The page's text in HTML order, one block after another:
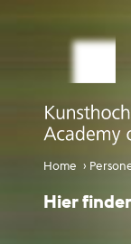
Home ›
Hier